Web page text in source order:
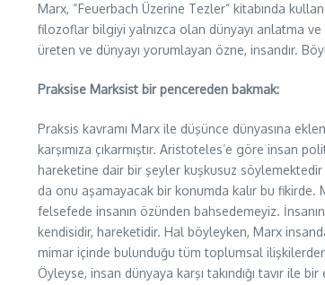
Marx, “Feuerbach Üzerine Tezler” kitabında
filozoflar bilgiyi yalnızca olan dünyayı anlatma
üreten ve dünyayı yorumlayan özne, insandır.
Praksise Marksist bir pencereden bakmak:
Praksis kavramı Marx ile düşünce dünyasına
karşımıza çıkarmıştır. Aristoteles’e göre insan
hareketine dair bir şeyler kuşkusuz
da onu aşamayacak bir konumda kalır bu fikirde.
felsefede insanın özünden bahsedemeyiz.
kendisidir, hareketidir. Hal böyleyken, Marx
mimar içinde bulunduğu tüm toplumsal
Öyleyse, insan dünyaya karşı takındığı tavır ile